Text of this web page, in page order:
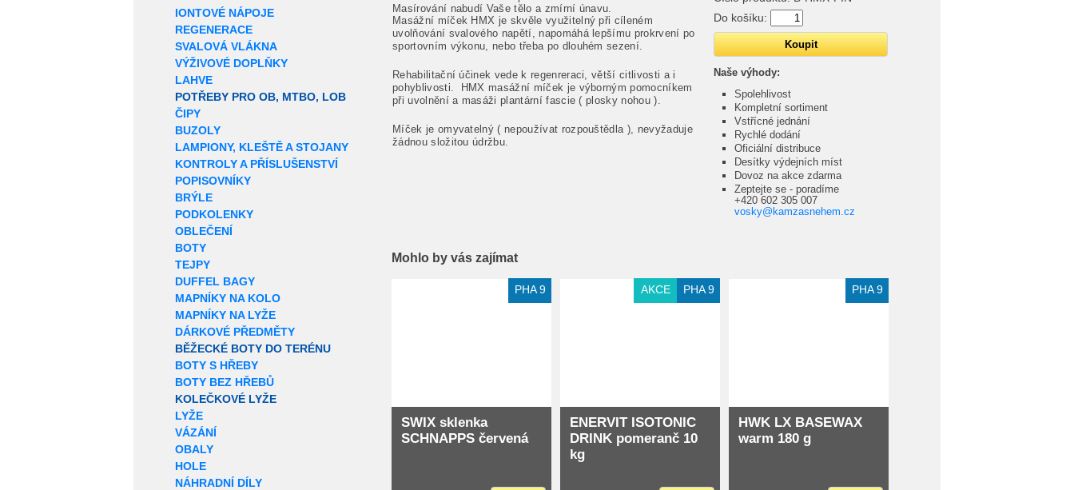
IONTOVÉ NÁPOJE
REGENERACE
SVALOVÁ VLÁKNA
VÝŽIVOVÉ DOPLŇKY
LAHVE
POTŘEBY PRO OB, MTBO, LOB
ČIPY
BUZOLY
LAMPIONY, KLEŠTĚ A STOJANY
KONTROLY A PŘÍSLUŠENSTVÍ
POPISOVNÍKY
BRÝLE
PODKOLENKY
OBLEČENÍ
BOTY
TEJPY
DUFFEL BAGY
MAPNÍKY NA KOLO
MAPNÍKY NA LYŽE
DÁRKOVÉ PŘEDMĚTY
BĚŽECKÉ BOTY DO TERÉNU
BOTY S HŘEBY
BOTY BEZ HŘEBŮ
KOLEČKOVÉ LYŽE
LYŽE
VÁZÁNÍ
OBALY
HOLE
NÁHRADNÍ DÍLY
Masírování nabudí Vaše tělo a zmírní únavu.
Masážní míček HMX je skvěle využitelný při cíleném
uvolňování svalového napětí, napomáhá lepšímu prokrvení po
sportovním výkonu, nebo třeba po dlouhém sezení.
Rehabilitační účinek vede k regenreraci, větší citlivosti a i
pohyblivosti. HMX masážní míček je výborným pomocníkem
při uvolnění a masáži plantární fascie ( plosky nohou ).
Míček je omyvatelný ( nepoužívat rozpouštědla ), nevyžaduje
žádnou složitou údržbu.
Do košíku:
Naše výhody:
Spolehlivost
Kompletní sortiment
Vstřícné jednání
Rychlé dodání
Oficiální distribuce
Desítky výdejních míst
Dovoz na akce zdarma
Zeptejte se - poradíme
+420 602 305 007
vosky@kamzasnehem.cz
Mohlo by vás zajímat
Extra slevy pro registrované
PHA 9
SWIX sklenka
SCHNAPPS červená
AKCE PHA 9
ENERVIT ISOTONIC
DRINK pomeranč 10
kg
Extra slevy pro registrované
PHA 9
HWK LX BASEWAX
warm 180 g